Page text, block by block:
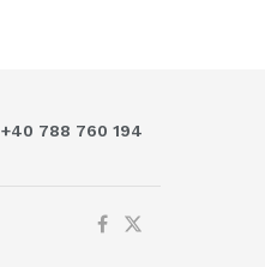
+40 788 760 194